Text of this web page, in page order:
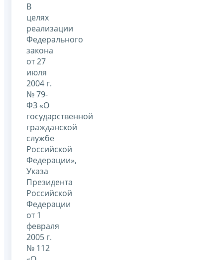
В
целях
реализации
Федерального
закона
от 27
июля
2004 г.
№ 79-
ФЗ «О
государственной
гражданской
службе
Российской
Федерации»,
Указа
Президента
Российской
Федерации
от 1
февраля
2005 г.
№ 112